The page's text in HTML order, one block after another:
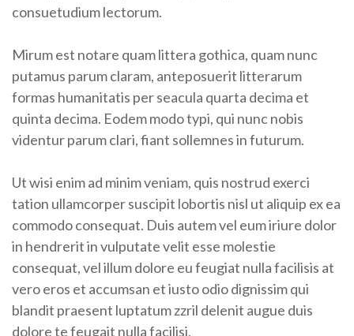
consuetudium lectorum.
Mirum est notare quam littera gothica, quam nunc
putamus parum claram, anteposuerit litterarum
formas humanitatis per seacula quarta decima et
quinta decima. Eodem modo typi, qui nunc nobis
videntur parum clari, fiant sollemnes in futurum.
Ut wisi enim ad minim veniam, quis nostrud exerci
tation ullamcorper suscipit lobortis nisl ut aliquip ex ea
commodo consequat. Duis autem vel eum iriure dolor
in hendrerit in vulputate velit esse molestie
consequat, vel illum dolore eu feugiat nulla facilisis at
vero eros et accumsan et iusto odio dignissim qui
blandit praesent luptatum zzril delenit augue duis
dolore te feugait nulla facilisi.